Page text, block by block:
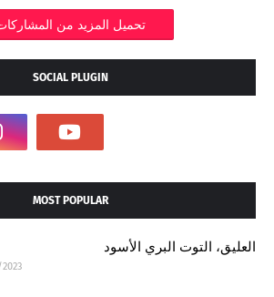
تحميل المزيد من
SOCIAL PLUGIN
MOST POPULAR
العليق، التوت البري الأسود